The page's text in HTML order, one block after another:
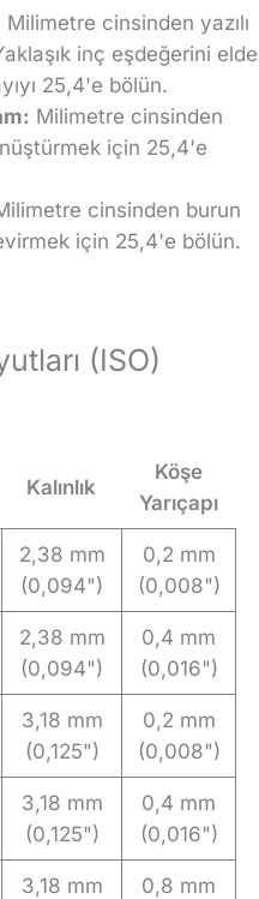
Milimetre cinsinden yazılı
inç eşdeğerini elde
25,4'e bölün.
Milimetre cinsinden
için 25,4'e
cinsinden burun
için 25,4'e bölün.
(ISO)
Kalınlık
Köşe
Yarıçapı
2,38 mm
(0,094")
0,2 mm
(0,008")
2,38 mm
(0,094")
0,4 mm
(0,016")
3,18 mm
(0,125")
0,2 mm
(0,008")
3,18 mm
(0,125")
0,4 mm
(0,016")
3,18 mm
0,8 mm